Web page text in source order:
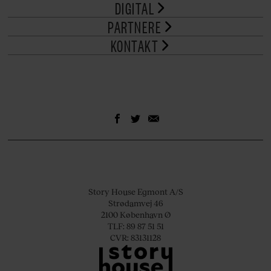
DIGITAL
PARTNERE
KONTAKT
Story House Egmont A/S
Strødamvej 46
2100 København Ø
TLF: 89 87 51 51
CVR: 83131128